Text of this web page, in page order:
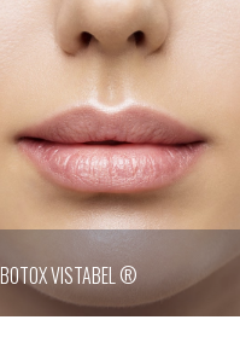
BOTOX VISTABEL ®